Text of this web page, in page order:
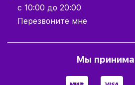
с 10:00 до 20:00
Перезвоните мне
Мы